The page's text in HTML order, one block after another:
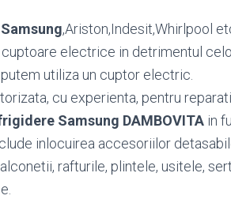
,Ariston,Indesit,Whirlpool
electrice in detrimentul
utiliza un cuptor electric.
cu experienta, pentru
Samsung DAMBOVITA in
inlocuirea accesoriilor
rafturile, plintele, usitele,